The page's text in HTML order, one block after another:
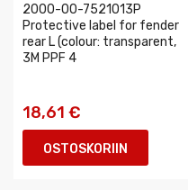
2000-00-7521013P
Protective label for fender
rear L (colour: transparent,
3M PPF 4
18,61 €
OSTOSKORIIN